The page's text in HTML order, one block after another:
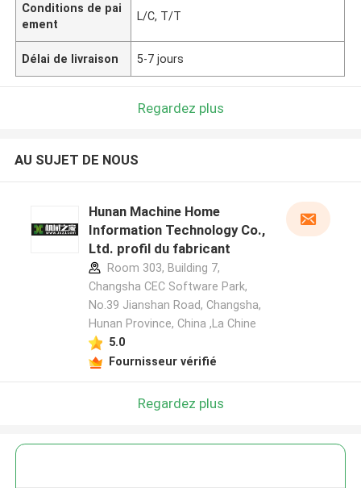
Conditions de pai
ement
L/C, T/T
Délai de livraison 5-7 jours
Regardez plus
AU SUJET DE NOUS
Hunan Machine Home
Information Technology Co.,
Ltd. profil du fabricant
Room 303, Building 7,
Changsha CEC Software Park,
No.39 Jianshan Road, Changsha,
Hunan Province, China ,La Chine
5.0
Fournisseur vérifié
Regardez plus